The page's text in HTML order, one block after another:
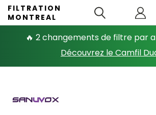
🔥 2 changements de filtre par
Découvrez le Camfil
FILTRATION
MONTREAL